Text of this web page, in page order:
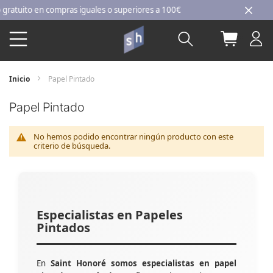
Ir
al
contenido
en compras iguales o superiores a 100€
Buscar Mi
Inicio Papel Pintado
Papel Pintado
No hemos podido encontrar ningún producto con este
criterio de búsqueda.
Especialistas en Papeles
Pintados
En Saint Honoré somos especialistas en papel